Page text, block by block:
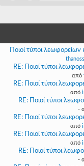
Σύνδεση
Εγγραφή
Ποιοί τύποι
RE: Ποιοί τύποι
από
RE: Ποιοί τύποι
από
RE: Ποιοί τύποι
-
RE: Ποιοί τύποι
από
RE: Ποιοί τύποι
από
RE: Ποιοί τύποι
-